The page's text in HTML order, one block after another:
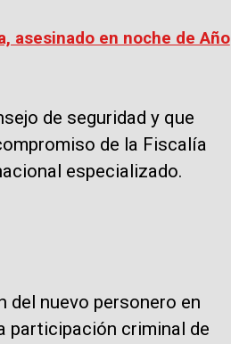
asesinado en noche de Año
de seguridad y que
de la Fiscalía
especializado.
del nuevo personero en
participación criminal de